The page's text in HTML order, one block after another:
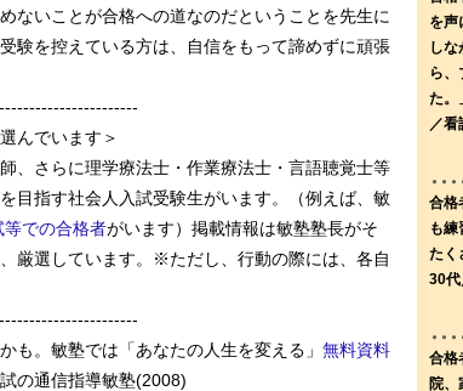
ないことが合格への道なのだということを先生に
験を控えている方は、自信をもって諦めずに頑張
んでいます＞
、さらに理学療法士・作業療法士・言語聴覚士等
目指す社会人入試受験生がいます。（例えば、敏
等での合格者がいます）掲載情報は敏塾塾長がそ
厳選しています。※ただし、行動の際には、各自
も。敏塾では「あなたの人生を変える」 無料資料
の通信指導敏塾(2008)